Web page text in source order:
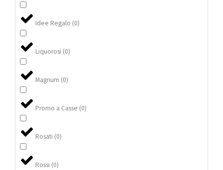
Idee Regalo (0)
Liquorosi (0)
Magnum (0)
Promo a Casse (0)
Rosati (0)
Rossi (0)